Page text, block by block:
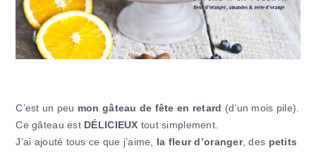
C’est un peu mon gâteau de fête en retard (d’un mois pile).
Ce gâteau est DÉLICIEUX tout simplement.
J’ai ajouté tous ce que j’aime,
la fleur d’oranger, des petits